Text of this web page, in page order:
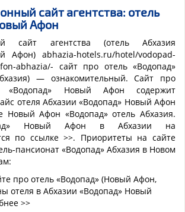
сайт агентства: отель
Афон
сайт агентства (отель Абхазия
Афон) abhazia-hotels.ru/hotel/vodopad-
abhazia/- сайт про отель «Водопад»
— ознакомительный. Сайт про
«Водопад» Новый Афон содержит
отеля Абхазии «Водопад» Новый Афон
Афон «Водопад» отель Абхазия.
Новый Афон в Абхазии на
по ссылке >>. Приоритеты на сайте
пансионат «Водопад» Абхазия в Новом
про отель «Водопад» (Новый Афон,
отеля в Абхазии «Водопад» Новый
>>